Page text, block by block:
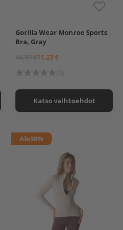
S M L
Gorilla Wear Monroe Sports
Bra, Gray
44,90 €11,23 €
Katso vaihtoehdot
Ale50%